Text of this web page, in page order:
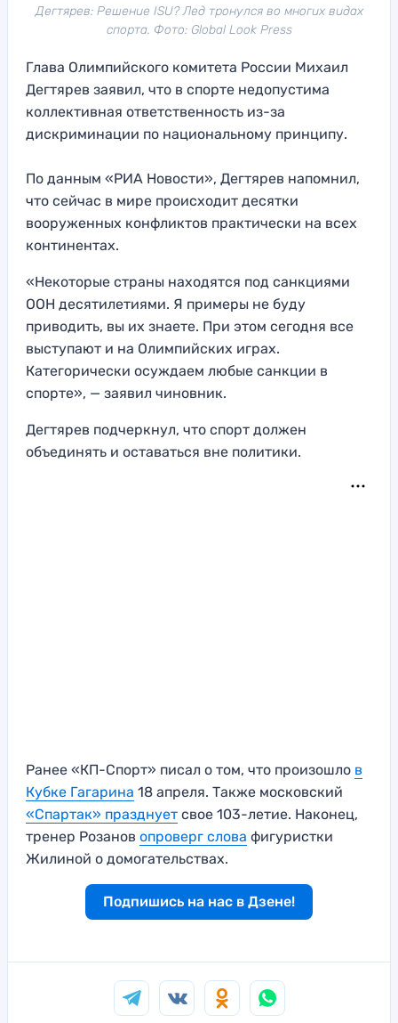
Дегтярев: Решение ISU? Лед тронулся во многих видах
спорта. Фото: Global Look Press
Глава Олимпийского комитета России Михаил
Дегтярев заявил, что в спорте недопустима
коллективная ответственность из-за
дискриминации по национальному принципу.
По данным «РИА Новости», Дегтярев напомнил,
что сейчас в мире происходит десятки
вооруженных конфликтов практически на всех
континентах.
«Некоторые страны находятся под санкциями
ООН десятилетиями. Я примеры не буду
приводить, вы их знаете. При этом сегодня все
выступают и на Олимпийских играх.
Категорически осуждаем любые санкции в
спорте», — заявил чиновник.
Дегтярев подчеркнул, что спорт должен
объединять и оставаться вне политики.
Ранее «КП-Спорт» писал о том, что произошло в
Кубке Гагарина 18 апреля. Также московский
«Спартак» празднует свое 103-летие. Наконец,
тренер Розанов опроверг слова фигуристки
Жилиной о домогательствах.
Подпишись на нас в Дзене!